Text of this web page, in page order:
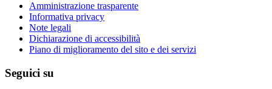
Amministrazione trasparente
Informativa privacy
Note legali
Dichiarazione di accessibilità
Piano di miglioramento del sito e dei servizi
Seguici su